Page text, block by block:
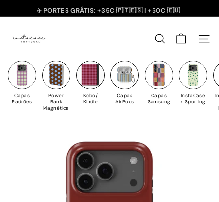
para
Conteúdo
slideshow
✈️ PORTES GRÁTIS: +35€ 🇵🇹🇪🇸 | +50€ 🇪🇺
n
t
a
C
a
s
PESQUISAR
Capas
Padrões
Power
Bank
Magnética
Kobo/
Kindle
Capas
AirPods
Capas
Samsung
InstaCase
x Sporting